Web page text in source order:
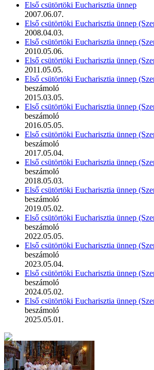
Első csütörtöki Eucharisztia ünnep
2007.06.07.
Első csütörtöki Eucharisztia ünnep
2008.04.03.
Első csütörtöki Eucharisztia ünnep
2010.05.06.
Első csütörtöki Eucharisztia ünnep
2011.05.05.
Első csütörtöki Eucharisztia ünnep
beszámoló
2015.03.05.
Első csütörtöki Eucharisztia ünnep
beszámoló
2016.05.05.
Első csütörtöki Eucharisztia ünnep
beszámoló
2017.05.04.
Első csütörtöki Eucharisztia ünnep
beszámoló
2018.05.03.
Első csütörtöki Eucharisztia ünnep
beszámoló
2019.05.02.
Első csütörtöki Eucharisztia ünnep
beszámoló
2022.05.05.
Első csütörtöki Eucharisztia ünnep
beszámoló
2023.05.04.
Első csütörtöki Eucharisztia ünnep
beszámoló
2024.05.02.
Első csütörtöki Eucharisztia ünnep
beszámoló
2025.05.01.